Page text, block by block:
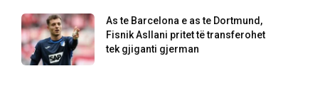
As te Barcelona e as te Dortmund,
Fisnik Asllani pritet të transferohet
tek gjiganti gjerman